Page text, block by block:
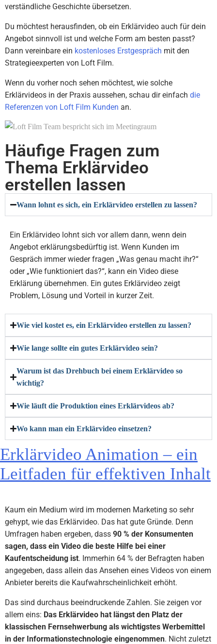
verständliche Geschichte übersetzen.
Du möchtest herausfinden, ob ein Erklärvideo auch für dein
Angebot sinnvoll ist und welche Form am besten passt?
Dann vereinbare ein kostenloses Erstgespräch mit den
Strategieexperten von Loft Film.
Wenn du vorher noch sehen möchtest, wie solche
Erklärvideos in der Praxis aussehen, schau dir einfach die
Referenzen von Loft Film Kunden an.
Häufige Fragen zum
Thema Erklärvideo
erstellen lassen
Wann lohnt es sich, ein Erklärvideo erstellen zu lassen?​​
Ein Erklärvideo lohnt sich vor allem dann, wenn dein
Angebot erklärungsbedürftig ist. Wenn Kunden im
Gespräch immer wieder fragen „Was genau macht ihr?“
oder „Wie funktioniert das?“, kann ein Video diese
Erklärung übernehmen. Ein gutes Erklärvideo zeigt
Problem, Lösung und Vorteil in kurzer Zeit.
Wie viel kostet es, ein Erklärvideo erstellen zu lassen?​
Wie lange sollte ein gutes Erklärvideo sein?​
Warum ist das Drehbuch bei einem Erklärvideo so
wichtig?
Wie läuft die Produktion eines Erklärvideos ab?​
Wo kann man ein Erklärvideo einsetzen?​
Erklärvideo Animation – ein
Leitfaden für effektiven Inhalt
Kaum ein Medium wird im modernen Marketing so sehr
gehypt, wie das Erklärvideo. Das hat gute Gründe. Denn
Umfragen haben ergeben, dass 90 % der Konsumenten
sagen, dass ein Video die beste Hilfe bei einer
Kaufentscheidung ist. Immerhin 64 % der Befragten haben
angegeben, dass allein das Ansehen eines Videos von einem
Anbieter bereits die Kaufwahrscheinlichkeit erhöht.
Das sind durchaus beeindruckende Zahlen. Sie zeigen vor
allem eins: Das Erklärvideo hat längst den Platz der
klassischen Fernsehwerbung als wichtigstes Werbemittel
in der Informationstechnologie eingenommen. Nicht zuletzt